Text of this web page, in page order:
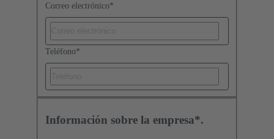
Correo electrónico*
Teléfono*
Información sobre la empresa*.